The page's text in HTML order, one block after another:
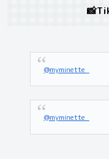
@myminette_
@myminette_